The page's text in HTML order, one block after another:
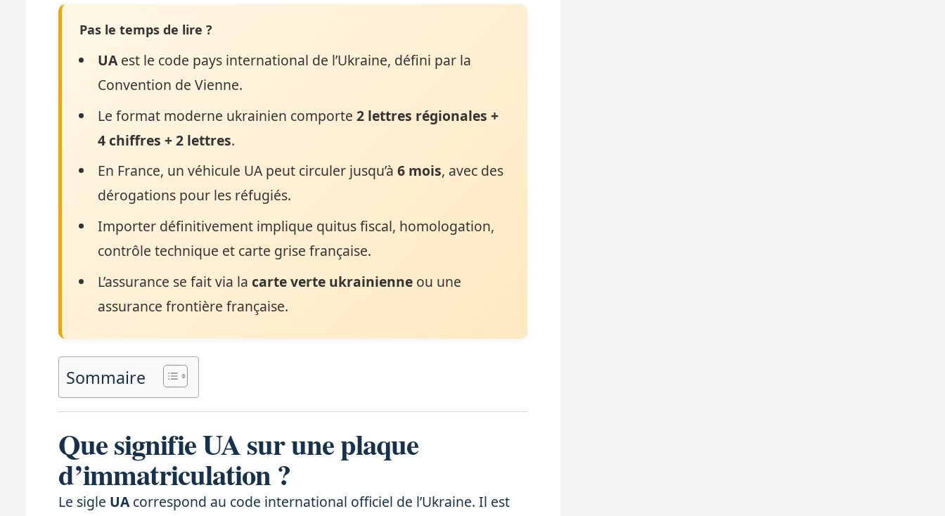
Pas le temps de lire ?
UAest le code pays international de l’Ukraine, défini par la
Convention de Vienne.
Le format moderne ukrainien comporte2 lettres régionales +
4 chiffres + 2 lettres.
En France, un véhicule UA peut circuler jusqu’à6 mois, avec des
dérogations pour les réfugiés.
Importer définitivement implique quitus fiscal, homologation,
contrôle technique et carte grise française.
L’assurance se fait via la carte verte ukrainienne ou une
assurance frontière française.
Sommaire
Que signifie UA sur une plaque
d’immatriculation ?
Le sigle UAcorrespond au code international officiel de l’Ukraine. Il est